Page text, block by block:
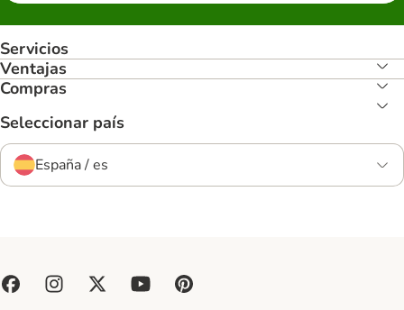
Servicios
Ventajas
Compras
Seleccionar país
España / es